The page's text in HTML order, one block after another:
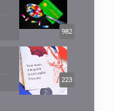
982
223